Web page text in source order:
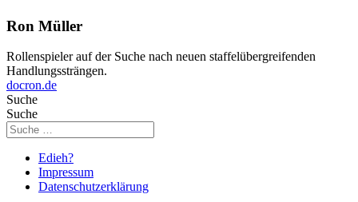
Ron Müller
Rollenspieler auf der Suche nach neuen staffelübergreifenden
Handlungssträngen.
docron.de
Suche
Suche
Edieh?
Impressum
Datenschutzerklärung